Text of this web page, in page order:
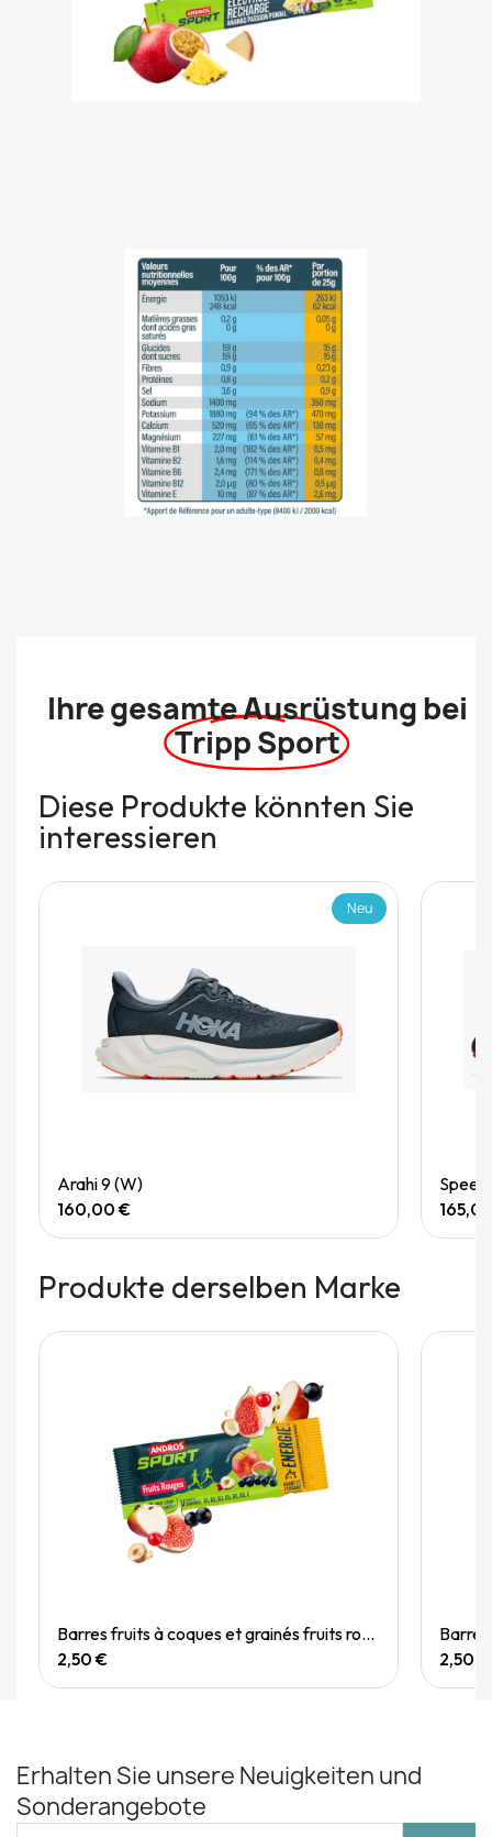
Ihre gesamte Ausrüstung bei
Tripp Sport
Diese Produkte könnten Sie
interessieren
Neu
Arahi 9 (W)
160,00 €
Produkte derselben Marke
Quick View
Barres fruits à coques et grainés fruits rouges 40g
2,50 €
2,50 €
Erhalten Sie unsere Neuigkeiten und
Sonderangebote